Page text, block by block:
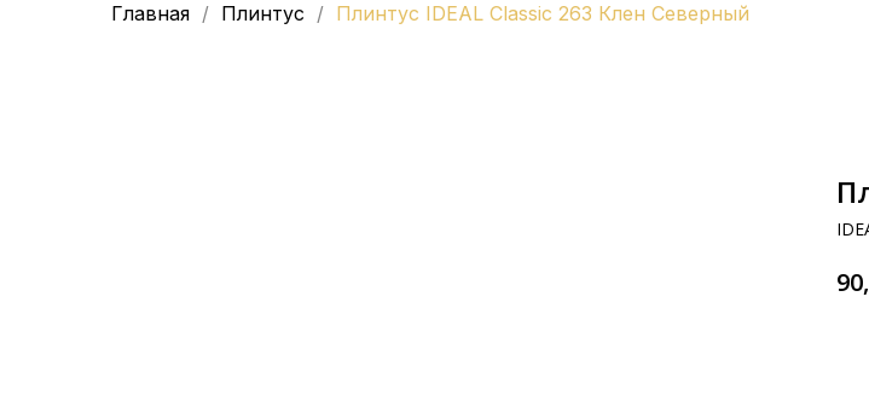
Главная Плинтус Плинтус IDEAL Classic 263 Клен Северный